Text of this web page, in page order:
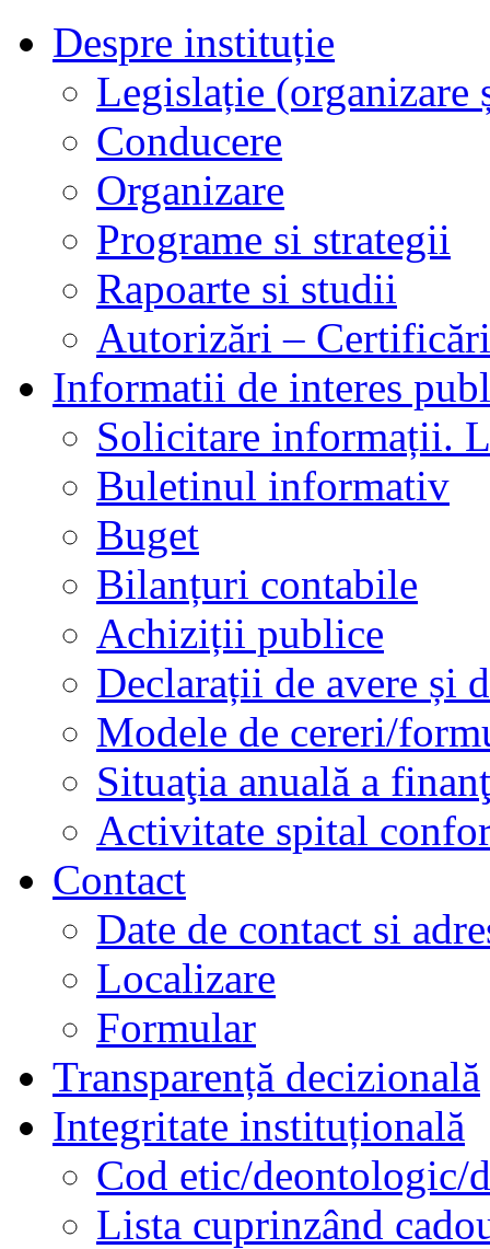
Despre instituție
Legislație
Conducere
Organizare
Programe si strategii
Rapoarte si studii
Autorizări –
Informatii de interes
Solicitare informații.
Buletinul informativ
Buget
Bilanțuri contabile
Achiziții publice
Declarații de avere și
Modele de cereri/
Situaţia anuală a
Activitate spital
Contact
Date de contact si
Localizare
Formular
Transparență decizională
Integritate instituțională
Cod etic/deontologic/
Lista cuprinzând